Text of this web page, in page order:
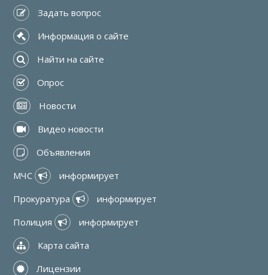
Задать вопрос
Информация о сайте
Найти на сайте
Опрос
Новости
Видео новости
Объявления
МЧС
информирует
Прокуратура
информирует
Полиция
информирует
Карта сайта
Лицензии